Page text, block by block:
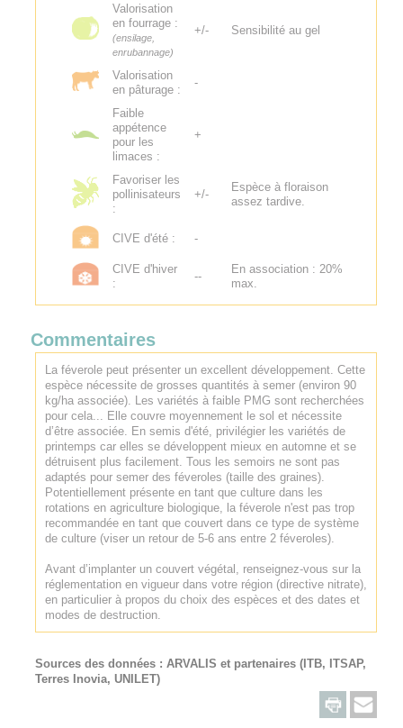
Valorisation
en fourrage :
(ensilage,
enrubannage)
+/- Sensibilité au gel
Valorisation
en pâturage :
-
Faible
appétence
pour les
limaces :
+
Favoriser les
pollinisateurs
:
+/-
Espèce à floraison
assez tardive.
CIVE d'été : -
CIVE d'hiver
:
--
En association : 20%
max.
Commentaires
La féverole peut présenter un excellent développement. Cette
espèce nécessite de grosses quantités à semer (environ 90
kg/ha associée). Les variétés à faible PMG sont recherchées
pour cela... Elle couvre moyennement le sol et nécessite
d’être associée. En semis d'été, privilégier les variétés de
printemps car elles se développent mieux en automne et se
détruisent plus facilement. Tous les semoirs ne sont pas
adaptés pour semer des féveroles (taille des graines).
Potentiellement présente en tant que culture dans les
rotations en agriculture biologique, la féverole n'est pas trop
recommandée en tant que couvert dans ce type de système
de culture (viser un retour de 5-6 ans entre 2 féveroles).
Avant d’implanter un couvert végétal, renseignez-vous sur la
réglementation en vigueur dans votre région (directive nitrate),
en particulier à propos du choix des espèces et des dates et
modes de destruction.
Sources des données : ARVALIS et partenaires (ITB, ITSAP,
Terres Inovia, UNILET)